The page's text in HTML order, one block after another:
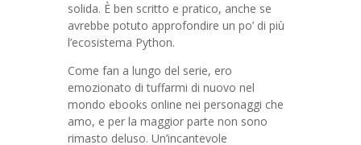
solida. È ben scritto e pratico, anche se
avrebbe potuto approfondire un po’ di più
l’ecosistema Python.
Come fan a lungo del serie, ero
emozionato di tuffarmi di nuovo nel
mondo ebooks online nei personaggi che
amo, e per la maggior parte non sono
rimasto deluso. Un’incantevole